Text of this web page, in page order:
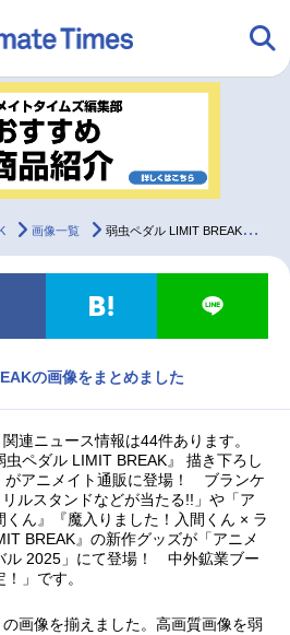
グ アニメ
グッズ
リ 音楽 コスプレ
トレンド
声優記事一覧
実写化映画一覧
夏アニメ
画像一覧 弱虫ペダル LIMIT BREAKの画像をまとめました
の画像をまとめました
連ニュース情報は44件あります。
ペダル LIMIT BREAK』 描き下ろし
がアニメイト通販に登場！ ブランケ
ルスタンドなどが当たる!!」や「ア
ん』『魔入りました！入間くん × ラ
BREAK』の新作グッズが「アニメ
ル 2025」にて登場！ 中外鉱業ブー
」です。
画像を揃えました。高画質画像を弱